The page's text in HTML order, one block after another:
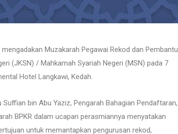
Muzakarah Pegawai Rekod dan Pembantu
(JKSN) / Mahkamah Syariah Negeri (MSN) pada 7
Hotel Langkawi, Kedah.
bin Abu Yaziz, Pengarah Bahagian Pendaftaran,
BPKR dalam ucapan perasmiannya menyatakan
untuk memantapkan pengurusan rekod,